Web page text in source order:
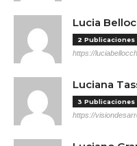
Lucia
2 Publicaciones
https://
Luciana
3 Publicaciones
https://